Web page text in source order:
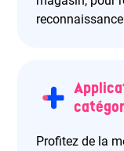
Profitez de la